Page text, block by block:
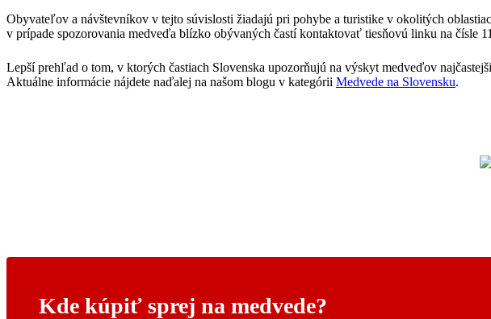
Obyvateľov a návštevníkov v tejto súvislosti žiadajú pri pohybe a turistike v okolitých
v prípade spozorovania medveďa blízko obývaných častí kontaktovať tiesňovú linku na čísle
Lepší prehľad o tom, v ktorých častiach Slovenska upozorňujú na výskyt medveďov
Aktuálne informácie nájdete naďalej na našom blogu v kategórii Medvede na Slovensku.
Kde kúpiť sprej na medvede?